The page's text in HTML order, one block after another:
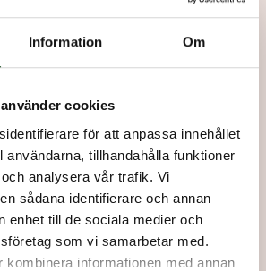
Information Om
cookies
för att anpassa innehållet
användarna, tillhandahålla funktioner
analysera vår trafik. Vi
sådana identifierare och annan
enhet till de sociala medier och
som vi samarbetar med.
kombinera informationen med annan
och kontaktuppgifter till Nobina i
Hitta till Nobina i Norrbotten